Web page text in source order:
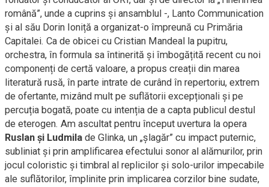
română”, unde a cuprins și ansamblul -, Lanto Communication
și al său Dorin Ioniță a organizat-o împreună cu Primăria
Capitalei. Ca de obicei cu Cristian Mandeal la pupitru,
orchestra, în formula sa întinerită și îmbogățită recent cu noi
componenți de certă valoare, a propus creații din marea
literatură rusă, în parte intrate de curând în repertoriu, extrem
de ofertante, mizând mult pe suflătorii excepționali și pe
percuția bogată, poate cu intenția de a capta publicul destul
de eterogen. Am ascultat pentru început uvertura la opera
Ruslan și Ludmila de Glinka, un „șlagăr” cu impact puternic,
subliniat și prin amplificarea efectului sonor al alămurilor, prin
jocul coloristic și timbral al replicilor și solo-urilor impecabile
ale suflătorilor, împlinite prin implicarea corzilor bine sudate,